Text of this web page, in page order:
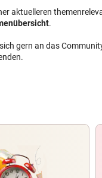
aktuelleren
.
gern an das